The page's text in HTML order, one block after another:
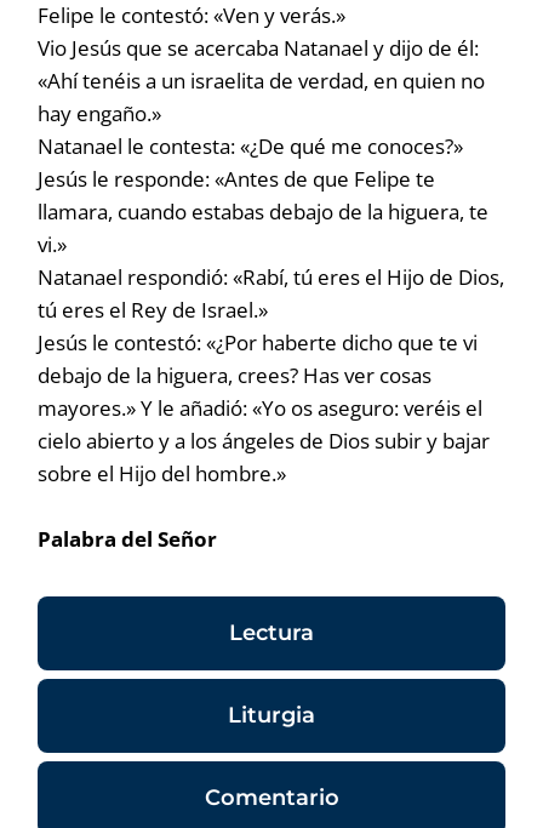
Felipe le contestó: «Ven y verás.»
Vio Jesús que se acercaba Natanael y dijo de él:
«Ahí tenéis a un israelita de verdad, en quien no
hay engaño.»
Natanael le contesta: «¿De qué me conoces?»
Jesús le responde: «Antes de que Felipe te
llamara, cuando estabas debajo de la higuera, te
vi.»
Natanael respondió: «Rabí, tú eres el Hijo de Dios,
tú eres el Rey de Israel.»
Jesús le contestó: «¿Por haberte dicho que te vi
debajo de la higuera, crees? Has ver cosas
mayores.» Y le añadió: «Yo os aseguro: veréis el
cielo abierto y a los ángeles de Dios subir y bajar
sobre el Hijo del hombre.»
Palabra del Señor
Lectura
Liturgia
Comentario